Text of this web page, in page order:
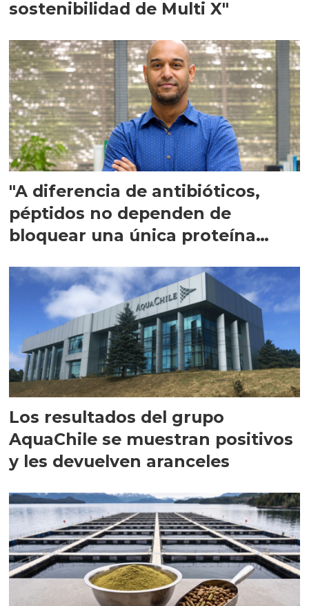
sostenibilidad de Multi X"
"A diferencia de antibióticos,
péptidos no dependen de
bloquear una única proteína
Los resultados del grupo
AquaChile se muestran positivos
y les devuelven aranceles